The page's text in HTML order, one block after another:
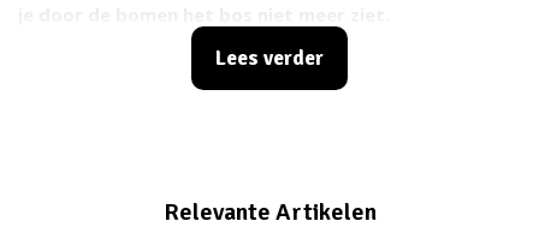
Internetshoppen is hartstikke hip, maar het blijft toch
altijd fijn en overzichtelijk om het product eerst in het
scrollen door een e-guide voor niet iedereen tippen
Lees verder
Relevante Artikelen